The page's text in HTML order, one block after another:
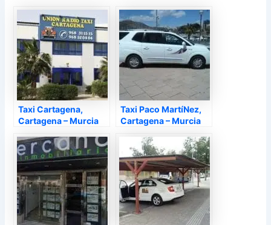
Taxi Cartagena,
Cartagena – Murcia
Taxi Paco MartíNez,
Cartagena – Murcia